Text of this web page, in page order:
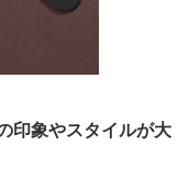
印象やスタイルが大